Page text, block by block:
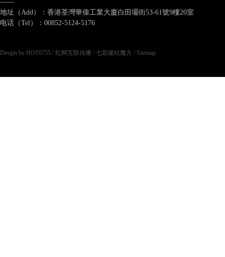
——
地址（Add）：香港荃灣華偉工業大廈白田壩街53-61號9樓20室
电话（Tel）：00852-5124-5176
Desgin by HOT0755 / 红网互联传播 / 七彩建站魔方 / Sitemap